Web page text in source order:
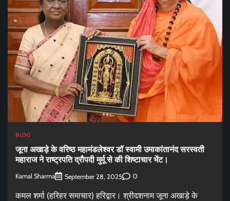
BLOG
जूना अखाड़े के वरिष्ठ महामंडलेश्वर डॉ स्वामी उमाकांतानंद सरस्वती
महाराज ने राष्ट्रपति द्रौपदी मुर्मू से की शिष्टाचार भेंट।
Kamal Sharma September 28, 2025 0
कमल शर्मा (हरिहर समाचार) हरिद्वार। श्रीदशनाम जूना अखाड़े के